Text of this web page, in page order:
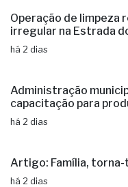
Operação de limpeza
irregular na Estrada
há 2 dias
Administração
capacitação para
há 2 dias
Artigo: Família, torna-
há 2 dias